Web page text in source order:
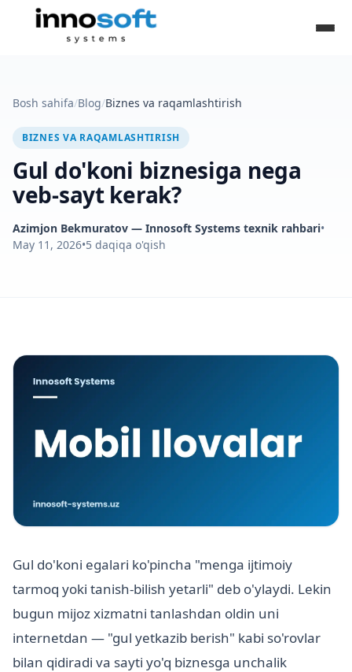
Bosh sahifa/Blog/Biznes va raqamlashtirish
BIZNES VA RAQAMLASHTIRISH
Gul do'koni biznesiga nega
veb-sayt kerak?
Azimjon Bekmuratov — Innosoft Systems texnik rahbari•
May 11, 2026•5 daqiqa o'qish
Gul do'koni egalari ko'pincha "menga ijtimoiy
tarmoq yoki tanish-bilish yetarli" deb o'ylaydi. Lekin
bugun mijoz xizmatni tanlashdan oldin uni
internetdan — "gul yetkazib berish" kabi so'rovlar
bilan qidiradi va sayti yo'q biznesga unchalik